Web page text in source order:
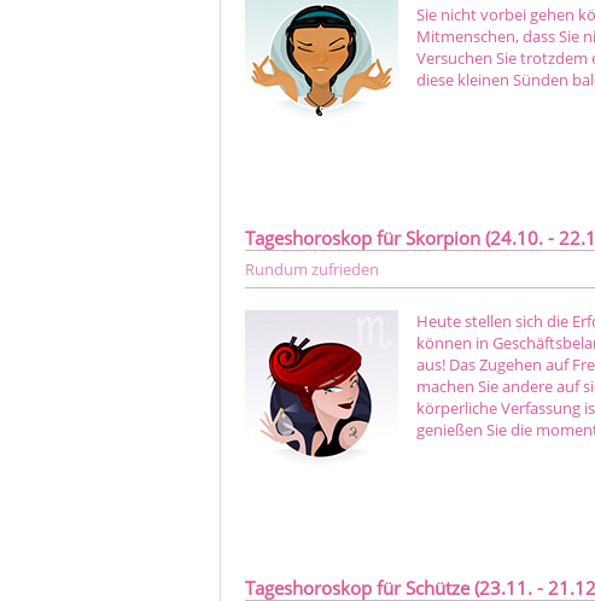
Sie nicht vorbei gehen
Mitmenschen, dass Sie
Versuchen Sie
diese kleinen Sünden
Tageshoroskop für Skorpion (24.10. -
Rundum zufrieden
Heute stellen sich die
können in
aus! Das Zugehen auf
machen Sie andere auf
körperliche Verfassung
genießen Sie die
Tageshoroskop für Schütze (23.11. -